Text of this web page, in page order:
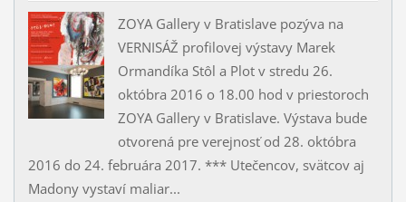
ZOYA Gallery v Bratislave pozýva na
VERNISÁŽ profilovej výstavy Marek
Ormandíka Stôl a Plot v stredu 26.
októbra 2016 o 18.00 hod v priestoroch
ZOYA Gallery v Bratislave. Výstava bude
otvorená pre verejnosť od 28. októbra
2016 do 24. februára 2017. *** Utečencov, svätcov aj
Madony vystaví maliar...